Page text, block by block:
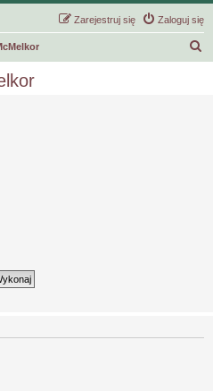
Zaloguj się
Zarejestruj się